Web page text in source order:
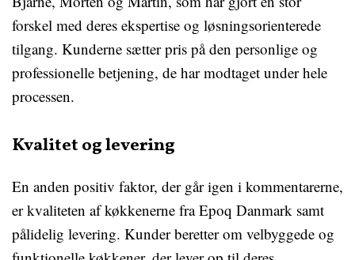
forskel med deres ekspertise og løsningsorienterede
tilgang. Kunderne sætter pris på den personlige og
professionelle betjening, de har modtaget under hele
processen.
Kvalitet og levering
En anden positiv faktor, der går igen i kommentarerne,
er kvaliteten af køkkenerne fra Epoq Danmark samt
pålidelig levering. Kunder beretter om velbyggede og